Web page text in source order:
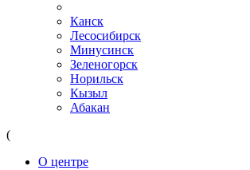
Канск
Лесосибирск
Минусинск
Зеленогорск
Норильск
Кызыл
Абакан
(
О центре